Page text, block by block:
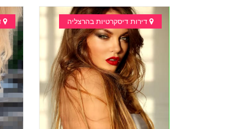
דירות דיסקרטיות בהרצליה